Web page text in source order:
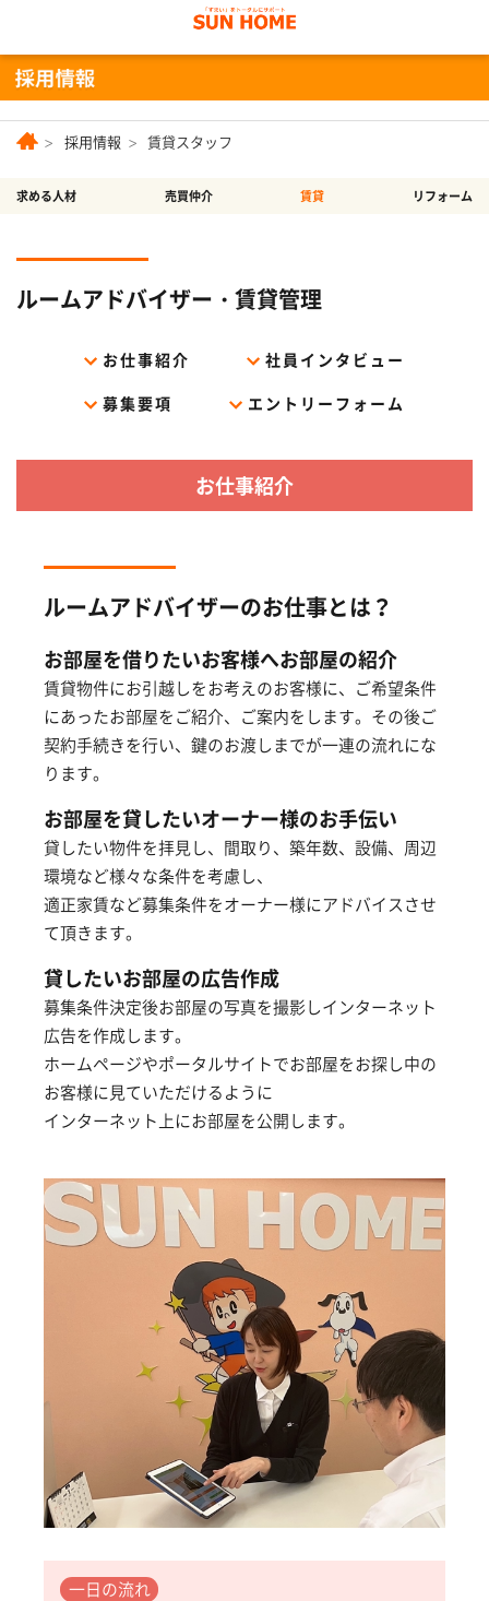
採用情報 賃貸スタッフ
求める人材 売買仲介 賃貸 リフォーム
ルームアドバイザー・賃貸管理
お仕事紹介
社員インタビュー
募集要項
エントリーフォーム
お仕事紹介
ルームアドバイザーのお仕事とは？
お部屋を借りたいお客様へお部屋の紹介
賃貸物件にお引越しをお考えのお客様に、ご希望条件
にあったお部屋をご紹介、ご案内をします。その後ご
契約手続きを行い、鍵のお渡しまでが一連の流れにな
ります。
お部屋を貸したいオーナー様のお手伝い
貸したい物件を拝見し、間取り、築年数、設備、周辺
環境など様々な条件を考慮し、
適正家賃など募集条件をオーナー様にアドバイスさせ
て頂きます。
貸したいお部屋の広告作成
募集条件決定後お部屋の写真を撮影しインターネット
広告を作成します。
ホームページやポータルサイトでお部屋をお探し中の
お客様に見ていただけるように
インターネット上にお部屋を公開します。
一日の流れ